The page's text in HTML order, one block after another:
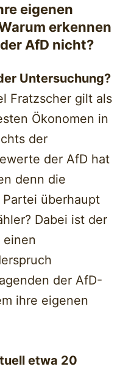
eigenen
erkennen
AfD nicht?
Untersuchung?
Fratzscher gilt als
Ökonomen in
der
der AfD hat
denn die
überhaupt
Dabei ist der
einen
der AfD-
ihre eigenen
etwa 20